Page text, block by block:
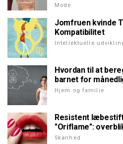
Mode
Jomfruen kvinde
Kompatibilitet
Intellektuelle
Hvordan til at
barnet for
Hjem og familie
Resistent
"Oriflame":
Skønhed